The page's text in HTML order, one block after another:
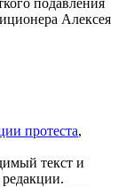
Алексея
протеста,
текст и